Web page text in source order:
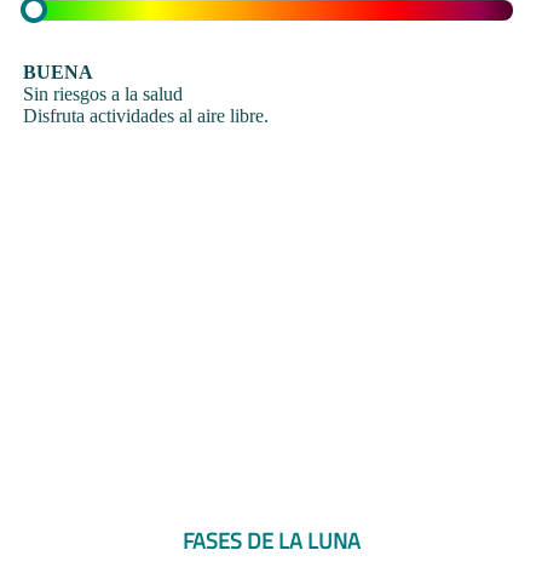
BUENA
Sin riesgos a la salud
Disfruta actividades al aire libre.
FASES DE LA LUNA